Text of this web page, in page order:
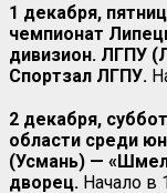
1 декабря,
чемпионат
дивизион. ЛГПУ
Спортзал ЛГПУ.
2 декабря,
области среди
(Усмань) —
дворец. Начало в